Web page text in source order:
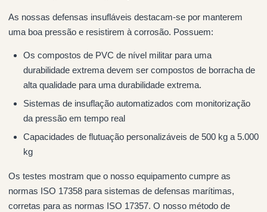
As nossas defensas insufláveis destacam-se por manterem
uma boa pressão e resistirem à corrosão. Possuem:
Os compostos de PVC de nível militar para uma
durabilidade extrema devem ser compostos de borracha de
alta qualidade para uma durabilidade extrema.
Sistemas de insuflação automatizados com monitorização
da pressão em tempo real
Capacidades de flutuação personalizáveis de 500 kg a 5.000
kg
Os testes mostram que o nosso equipamento cumpre as
normas ISO 17358 para sistemas de defensas marítimas,
corretas para as normas ISO 17357. O nosso método de